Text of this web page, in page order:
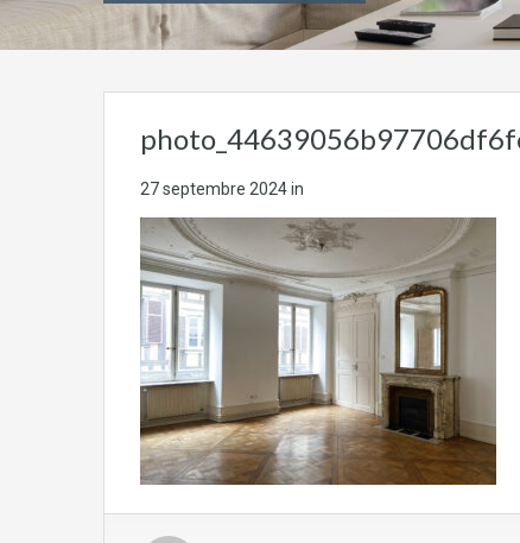
27 septembre 2024in